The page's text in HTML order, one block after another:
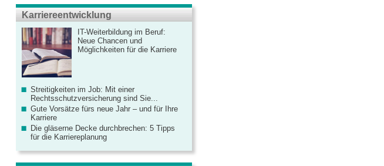
Karriereentwicklung
IT-Weiterbildung im Beruf:
Neue Chancen und
Möglichkeiten für die Karriere
Streitigkeiten im Job: Mit einer
Rechtsschutzversicherung sind Sie...
Gute Vorsätze fürs neue Jahr – und für Ihre
Karriere
Die gläserne Decke durchbrechen: 5 Tipps
für die Karriereplanung